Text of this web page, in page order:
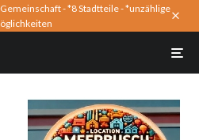
Gemeinschaft - *8 Stadtteile - *unzählige